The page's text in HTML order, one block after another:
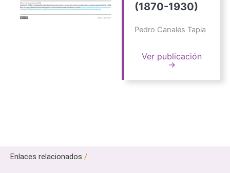
(1870-1930)
Pedro Canales Tapia
Ver publicación
→
Enlaces relacionados /